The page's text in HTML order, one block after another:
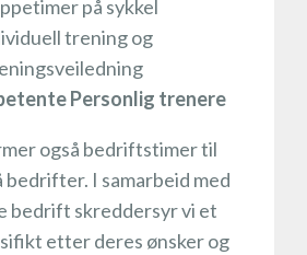
på sykkel
trening og
Personlig trenere
også bedriftstimer til
bedrifter. I samarbeid med
bedrift skreddersyr vi et
etter deres ønsker og